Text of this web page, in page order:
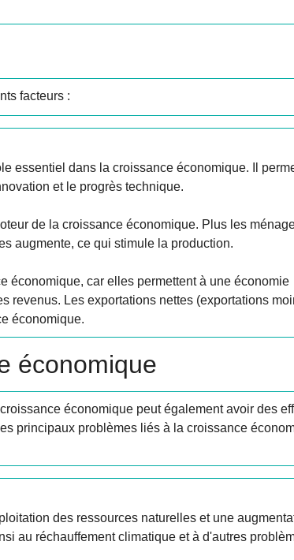
facteurs :
essentiel dans la croissance économique. Il
et le progrès technique.
de la croissance économique. Plus les
augmente, ce qui stimule la production.
économique, car elles permettent à une économie
revenus. Les exportations nettes (exportations
économique.
économique
économique peut également avoir des
principaux problèmes liés à la croissance
des ressources naturelles et une
au réchauffement climatique et à d'autres